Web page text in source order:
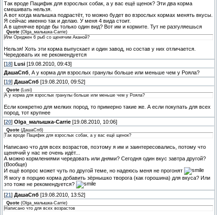
Так вроде Пацифик для взрослых собак, а у вас ещё щенок? Эти два корма
смешивать нельзя.
А вот когда малышка подрастёт, то можно будет во взрослых кормах менять вкусы.
Я сейчас именно так и делаю. У меня 4 вида стоит.
А в щенячке вроде бы только один вид? Вот им и кормите. Тут не разгуляешься
Quote (Olga_малышка-Carrie)
Или Ориджен 6 рыб со щенячим Аканой?
Нельзя! Хоть эти корма выпускает и один завод, но состав у них отличается.
Чередовать их не рекомендуется
[18] Lusi [19.08.2010, 09:43]
ДашаСпб , А у корма для взрослых гранулы больше или меньше чем у Рояла?
[19] ДашаСпб [19.08.2010, 09:52]
Quote (Lusi)
А у корма для взрослых гранулы больше или меньше чем у Рояла?
Если конкретно для мелких пород, то примерно такие же. А если покупать для всех
пород, тот крупнее
[20] Olga_малышка-Carrie [19.08.2010, 10:06]
Quote (ДашаСпб)
Так вроде Пацифик для взрослых собак, а у вас ещё щенок?
Написано что для всех возрастов, поэтому я им и заинтересовались, потому что
щенячий у нас не очень идёт...
А можно кормлениями чередовать или днями? Сегодня один вкус завтра другой?
(Вообще)
И ещё вопрос может чуть по другой теме, но надеюсь меня не прогонят
Я могу в порцию корма добавить зёрнышко творога (как горошина) для вкуса? Или
это тоже не рекомендуется?
[21 ] ДашаСпб [19.08.2010, 13:52]
Quote (Olga_малышка-Carrie)
Написано что для всех возрастов